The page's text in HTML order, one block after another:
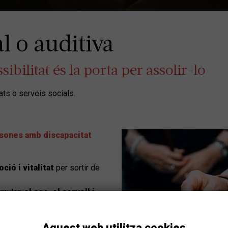
o auditiva
és la porta per assolir-lo
o serveis socials.
amb discapacitat
i vitalitat per sortir de
el cos, el cervell i